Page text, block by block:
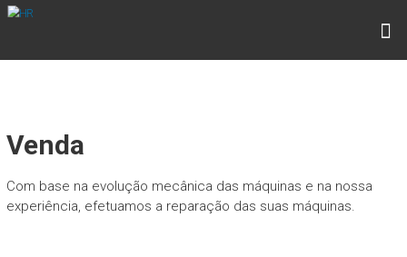
Skip
HR
Venda
Com base na evolução mecânica das máquinas e na nossa
experiência, efetuamos a reparação das suas máquinas.